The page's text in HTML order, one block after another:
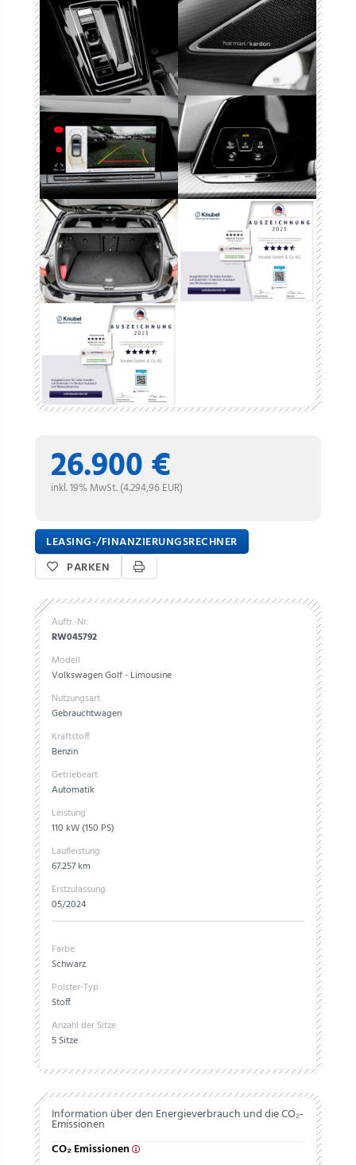
26.900 €
inkl. 19% MwSt. (4.294,96 EUR)
LEASING-/FINANZIERUNGSRECHNER
PARKEN
Auftr.-Nr.
RW045792
Modell
Volkswagen Golf - Limousine
Nutzungsart
Gebrauchtwagen
Kraftstoff
Benzin
Getriebeart
Automatik
Leistung
110 kW (150 PS)
Laufleistung
67.257 km
Erstzulassung
05/2024
Farbe
Schwarz
Polster-Typ
Stoff
Anzahl der Sitze
5 Sitze
Information über den Energieverbrauch und die CO₂-
Emissionen
CO₂ Emissionen